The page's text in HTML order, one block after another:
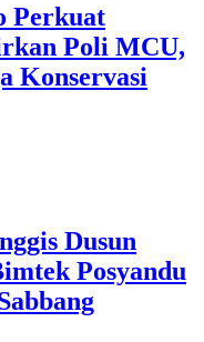
Perkuat
Poli MCU,
Konservasi
Dusun
Posyandu